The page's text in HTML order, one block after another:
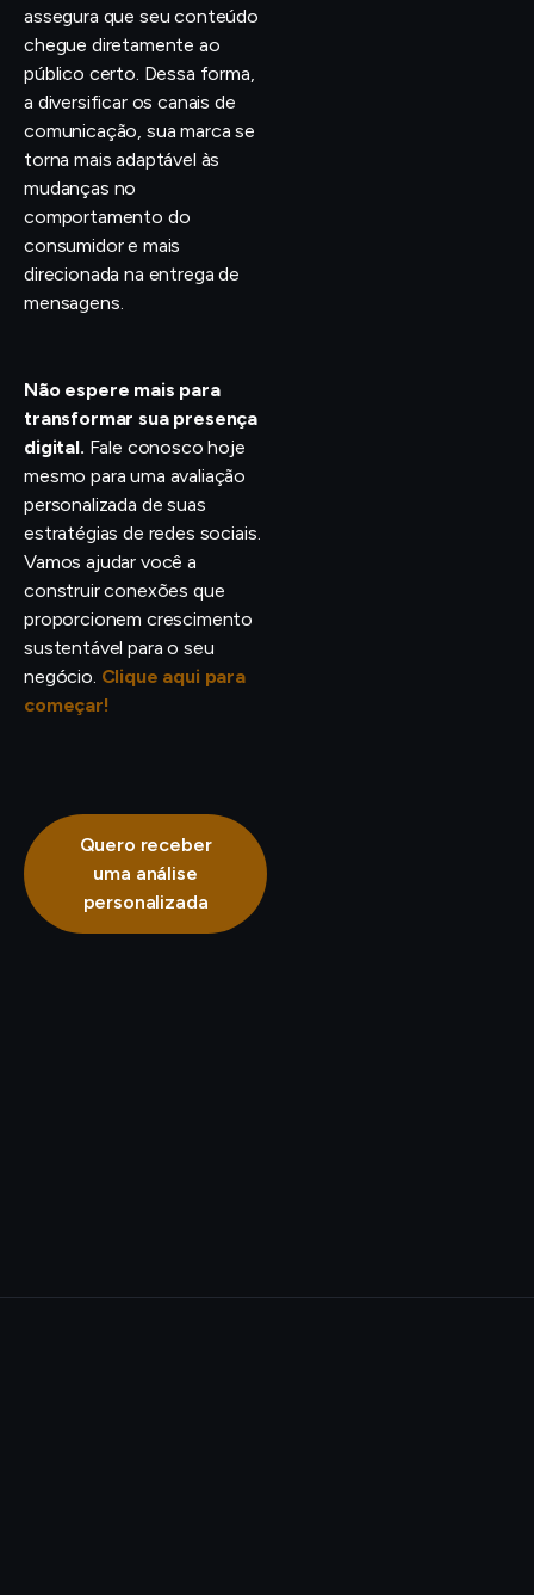
assegura que seu conteúdo
chegue diretamente ao
público certo. Dessa forma,
a diversificar os canais de
comunicação, sua marca se
torna mais adaptável às
mudanças no
comportamento do
consumidor e mais
direcionada na entrega de
mensagens.
Não espere mais para
transformar sua presença
digital. Fale conosco hoje
mesmo para uma avaliação
personalizada de suas
estratégias de redes sociais.
Vamos ajudar você a
construir conexões que
proporcionem crescimento
sustentável para o seu
negócio. Clique aqui para
começar!
Quero receber
uma análise
personalizada